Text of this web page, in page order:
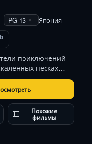
PG-13 Япония
приключений
песках
где под маской
смертельный
защитить невинных
перед
Похожие
фильмы